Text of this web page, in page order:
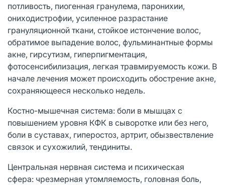
потливость, пиогенная гранулема, паронихии,
ониходистрофии, усиленное разрастание
грануляционной ткани, стойкое истончение волос,
обратимое выпадение волос, фульминантные формы
акне, гирсутизм, гиперпигментация,
фотосенсибилизация, легкая травмируемость кожи. В
начале лечения может происходить обострение акне,
сохраняющееся несколько недель.
Костно-мышечная система: боли в мышцах с
повышением уровня КФК в сыворотке или без него,
боли в суставах, гиперостоз, артрит, обызвествление
связок и сухожилий, тендиниты.
Центральная нервная система и психическая
сфера: чрезмерная утомляемость, головная боль,